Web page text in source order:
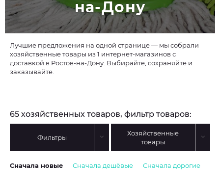
на-Дону
Лучшие предложения на одной странице — мы собрали
хозяйственные товары из 1 интернет-магазинов с
доставкой в Ростов-на-Дону. Выбирайте, сохраняйте и
заказывайте.
65 хозяйственных товаров, фильтр товаров:
Фильтры
Хозяйственные
товары
Сначала новые Сначала дешёвые Сначала дорогие